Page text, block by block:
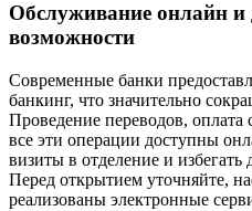
Обслуживание онлайн и
возможности
Современные банки
банкинг, что значительно
Проведение переводов,
все эти операции доступны
визиты в отделение и
Перед открытием уточняйте,
реализованы электронные